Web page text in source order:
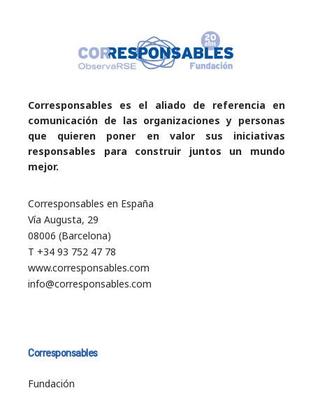
Corresponsables es el aliado de referencia en
comunicación de las organizaciones y personas
que quieren poner en valor sus iniciativas
responsables para construir juntos un mundo
mejor.
Corresponsables en España
Vía Augusta, 29
08006 (Barcelona)
T +34 93 752 47 78
www.corresponsables.com
info@corresponsables.com
Corresponsables
Fundación